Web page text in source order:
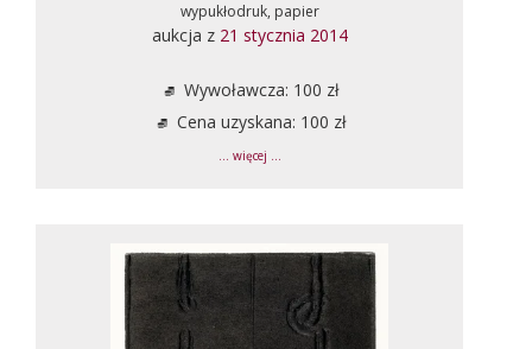
wypukłodruk, papier
aukcja z 21 stycznia 2014
Wywoławcza: 100 zł
Cena uzyskana: 100 zł
... więcej ...